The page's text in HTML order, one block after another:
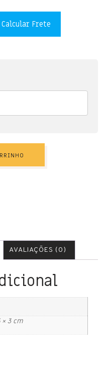
Calcular Frete
AVALIAÇÕES (0)
× 3 cm